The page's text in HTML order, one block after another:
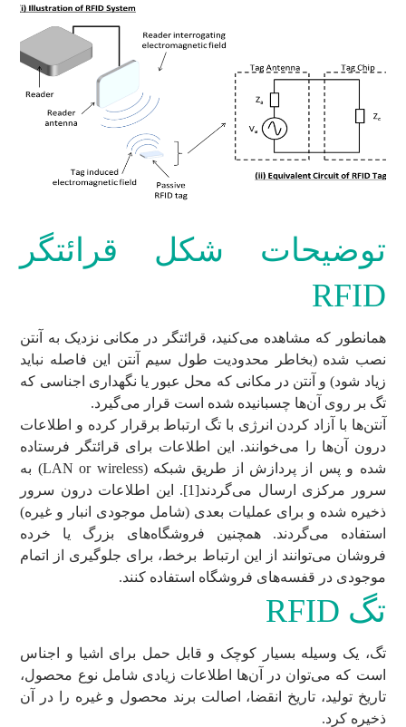
توضیحات شکل قرائتگر
RFID
همانطور که مشاهده می‌کنید، قرائتگر در مکانی نزدیک به آنتن
نصب شده (بخاطر محدودیت طول سیم آنتن این فاصله نباید
زیاد شود) و آنتن در مکانی که محل عبور یا نگهداری اجناسی که
تگ بر روی آن‌ها چسبانیده شده است قرار می‌گیرد.
آنتن‌ها با آزاد کردن انرژی با تگ ارتباط برقرار کرده و اطلاعات
درون آن‌ها را می‌خوانند. این اطلاعات برای قرائتگر فرستاده
شده و پس از پردازش از طریق شبکه (LAN or wireless) به
سرور مرکزی ارسال می‌گردند[1]. این اطلاعات درون سرور
ذخیره شده و برای عملیات بعدی (شامل موجودی انبار و غیره)
استفاده می‌گردند. همچنین فروشگاه‌های بزرگ یا خرده
فروشان می‌توانند از این ارتباط برخط، برای جلوگیری از اتمام
موجودی در قفسه‌های فروشگاه استفاده کنند.
تگ RFID
تگ، یک وسیله بسیار کوچک و قابل حمل برای اشیا و اجناس
است که می‌توان در آن‌ها اطلاعات زیادی شامل نوع محصول،
تاریخ تولید، تاریخ انقضا، اصالت برند محصول و غیره را در آن
ذخیره کرد.